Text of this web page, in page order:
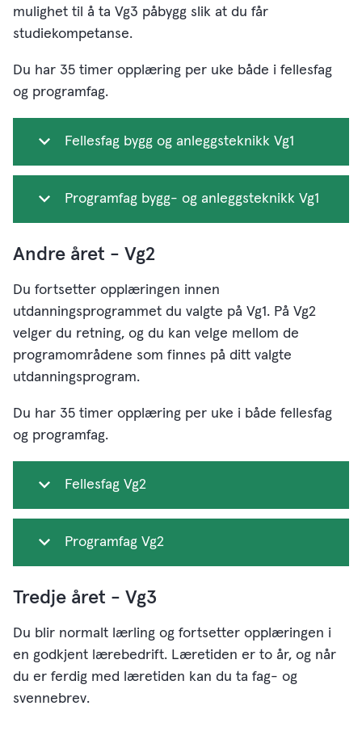
mulighet til å ta Vg3 påbygg slik at du får
studiekompetanse.
Du har 35 timer opplæring per uke både i fellesfag
og programfag.
Fellesfag bygg og anleggsteknikk Vg1
Programfag bygg- og anleggsteknikk Vg1
Andre året - Vg2
Du fortsetter opplæringen innen
utdanningsprogrammet du valgte på Vg1. På Vg2
velger du retning, og du kan velge mellom de
programområdene som finnes på ditt valgte
utdanningsprogram.
Du har 35 timer opplæring per uke i både fellesfag
og programfag.
Fellesfag Vg2
Programfag Vg2
Tredje året - Vg3
Du blir normalt lærling og fortsetter opplæringen i
en godkjent lærebedrift. Læretiden er to år, og når
du er ferdig med læretiden kan du ta fag- og
svennebrev.